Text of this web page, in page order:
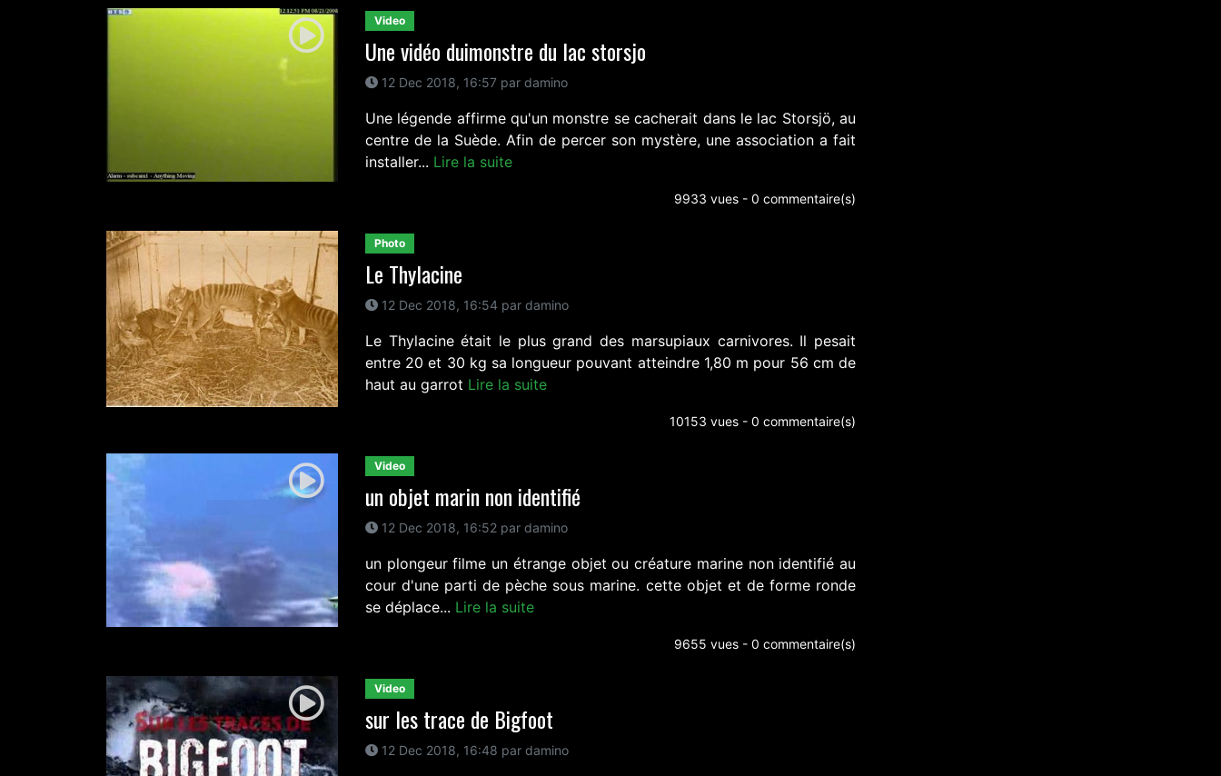
Video
Une vidéo duimonstre du lac storsjo
12 Dec 2018, 16:57 par damino
Une légende affirme qu'un monstre se cacherait dans le lac Storsjö, au
centre de la Suède. Afin de percer son mystère, une association a fait
installer... Lire la suite
9933 vues - 0 commentaire(s)
Photo
Le Thylacine
12 Dec 2018, 16:54 par damino
Le Thylacine était le plus grand des marsupiaux carnivores. Il pesait
entre 20 et 30 kg sa longueur pouvant atteindre 1,80 m pour 56 cm de
haut au garrot Lire la suite
10153 vues - 0 commentaire(s)
Video
un objet marin non identifié
12 Dec 2018, 16:52 par damino
un plongeur filme un étrange objet ou créature marine non identifié au
cour d'une parti de pèche sous marine. cette objet et de forme ronde
se déplace... Lire la suite
9655 vues - 0 commentaire(s)
Video
sur les trace de Bigfoot
12 Dec 2018, 16:48 par damino